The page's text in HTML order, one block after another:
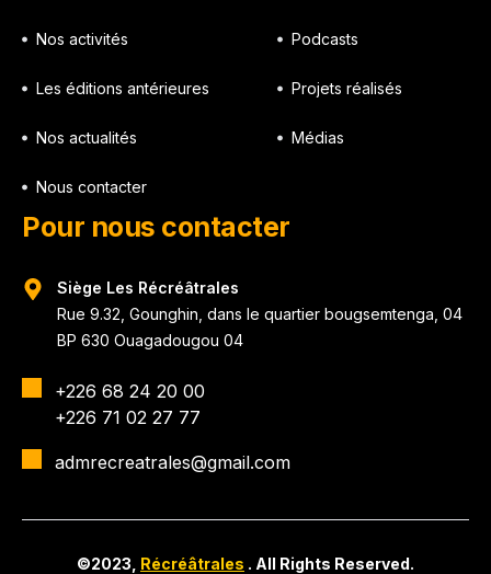
Nos activités
Les éditions antérieures
Nos actualités
Nous contacter
Podcasts
Projets réalisés
Médias
Pour nous contacter
Siège Les Récréâtrales
Rue 9.32, Gounghin, dans le quartier bougsemtenga, 04
BP 630 Ouagadougou 04
+226 68 24 20 00
+226 71 02 27 77
admrecreatrales@gmail.com
©2023, Récréâtrales . All Rights Reserved.